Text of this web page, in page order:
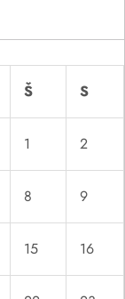
Š S
1 2
8 9
15 16